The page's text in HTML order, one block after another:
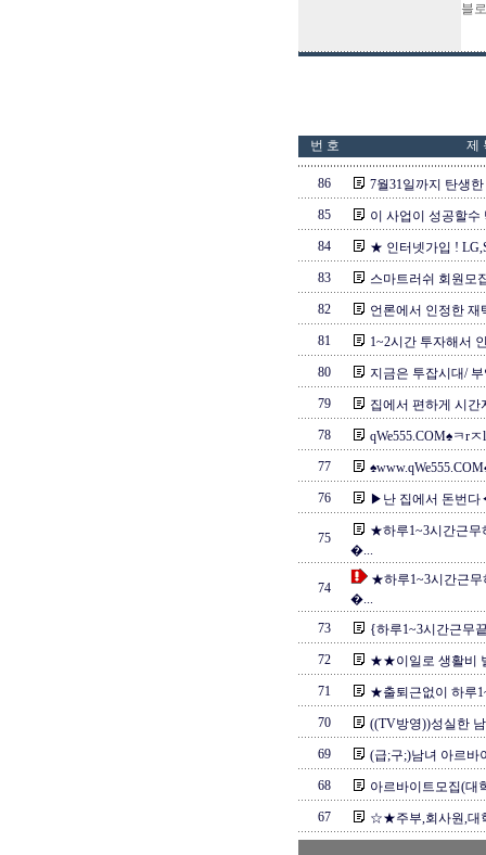
블
번 호 제
86
7월31일까지 탄생
85
이 사업이 성공할
84
★ 인터넷가입 !
83
스마트러쉬 회원
82
언론에서 인정한
81
1~2시간 투자해서
80
지금은 투잡시대/
79
집에서 편하게 시
78
qWe555.COM♠ㅋr
77
76
▶난 집에서 돈번
75
★하루1~3시간근무
�...
74
★하루1~3시간근무
�...
73
{하루1~3시간근무
72
★★이일로 생활비
71
★출퇴근없이 하루
70
((TV방영))성실한
69
(급;구;)남녀 아르
68
아르바이트모집(대
67
☆★주부,회사원,대